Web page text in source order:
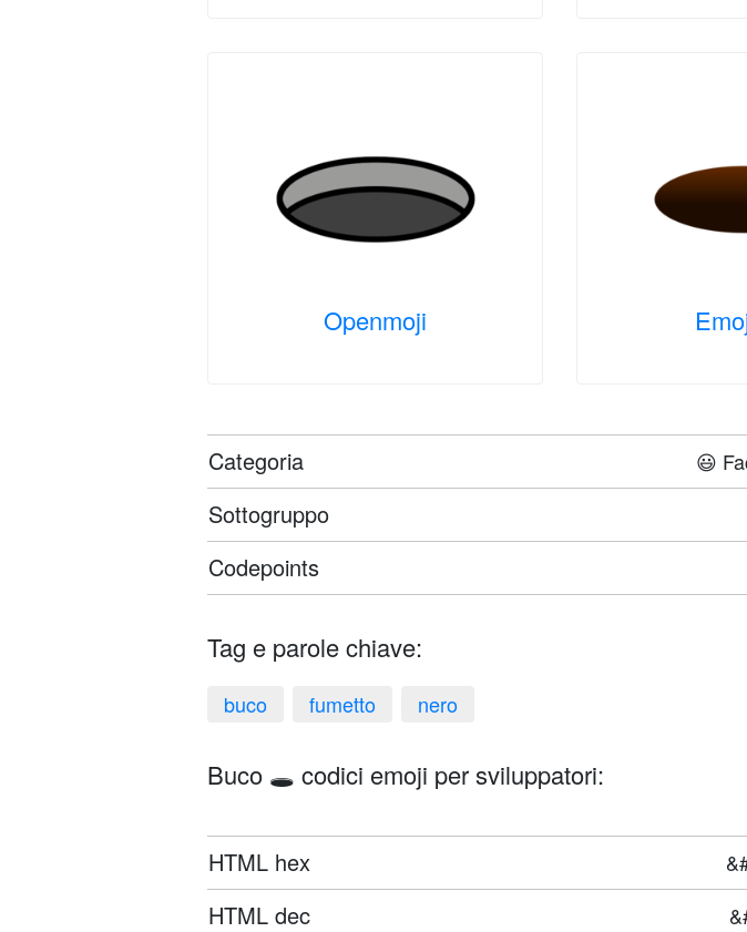
Openmoji
Categoria 😃
Sottogruppo
Codepoints
Tag e parole chiave:
buco fumetto nero
Buco 🕳️ codici emoji per sviluppatori:
HTML hex
HTML dec